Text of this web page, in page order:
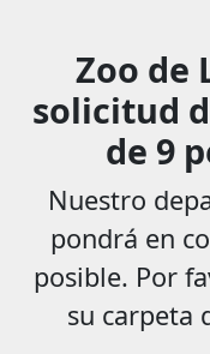
Zoo de
solicitud
de 9
Nuestro
pondrá en
posible. Por
su carpeta